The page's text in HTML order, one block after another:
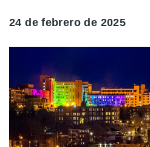
24 de febrero de 2025